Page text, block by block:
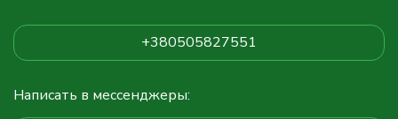
+380505827551
Написать в мессенджеры: